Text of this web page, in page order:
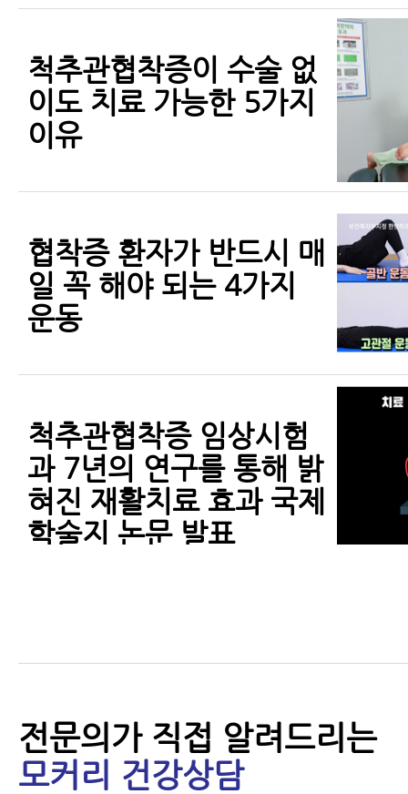
척추관협착증이 수술 없
이도 치료 가능한 5가지
이유
협착증 환자가 반드시 매
일 꼭 해야 되는 4가지
운동
척추관협착증 임상시험
과 7년의 연구를 통해 밝
혀진 재활치료 효과 국제
학술지 논문 발표
전문의가 직접 알려드리는
모커리 건강상담